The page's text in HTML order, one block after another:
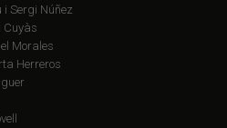
Sergi Núñez
Cuyàs
Morales
Herreros